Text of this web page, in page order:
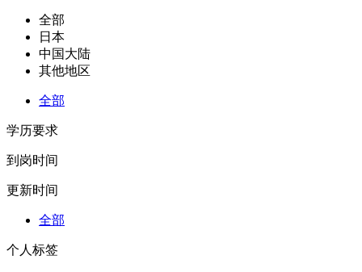
全部
日本
中国大陆
其他地区
全部
学历要求
到岗时间
更新时间
全部
个人标签